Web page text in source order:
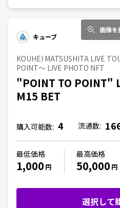
画像を
キューブ
KOUHEI MATSUSHITA LIVE
POINT〜 LIVE PHOTO NFT
"POINT TO POINT"
M15 BET
購入可能数: 4 流通数:
最低価格
1,000 円
最高価格
50,000 円
選択して